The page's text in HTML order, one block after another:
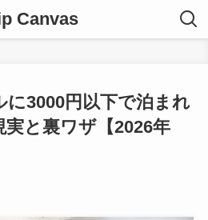
Canvas
に3000円以下で泊まれ
実と裏ワザ【2026年